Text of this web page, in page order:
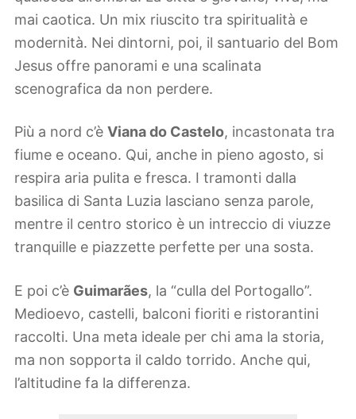
mai caotica. Un mix riuscito tra spiritualità e
modernità. Nei dintorni, poi, il santuario del Bom
Jesus offre panorami e una scalinata
scenografica da non perdere.
Più a nord c’è Viana do Castelo, incastonata tra
fiume e oceano. Qui, anche in pieno agosto, si
respira aria pulita e fresca. I tramonti dalla
basilica di Santa Luzia lasciano senza parole,
mentre il centro storico è un intreccio di viuzze
tranquille e piazzette perfette per una sosta.
E poi c’è Guimarães, la “culla del Portogallo”.
Medioevo, castelli, balconi fioriti e ristorantini
raccolti. Una meta ideale per chi ama la storia,
ma non sopporta il caldo torrido. Anche qui,
l’altitudine fa la differenza.